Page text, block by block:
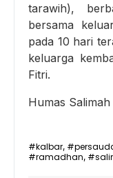
tarawih),
bersama
pada 10 hari
keluarga
Fitri.
Humas
#kalbar,
#ramadhan,